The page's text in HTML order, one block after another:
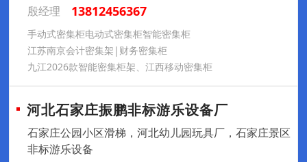
殷经理
13812456367
手动式密集柜电动式密集柜智能密集柜
江苏南京会计密集架|财务密集柜
九江2026款智能密集柜架、江西移动密集柜
河北石家庄振鹏非标游乐设备厂
石家庄公园小区滑梯，河北幼儿园玩具厂，石家庄景区
非标游乐设备